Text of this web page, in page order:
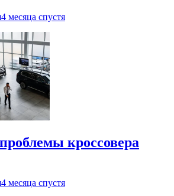
4 месяца спустя
кроссовера
4 месяца спустя